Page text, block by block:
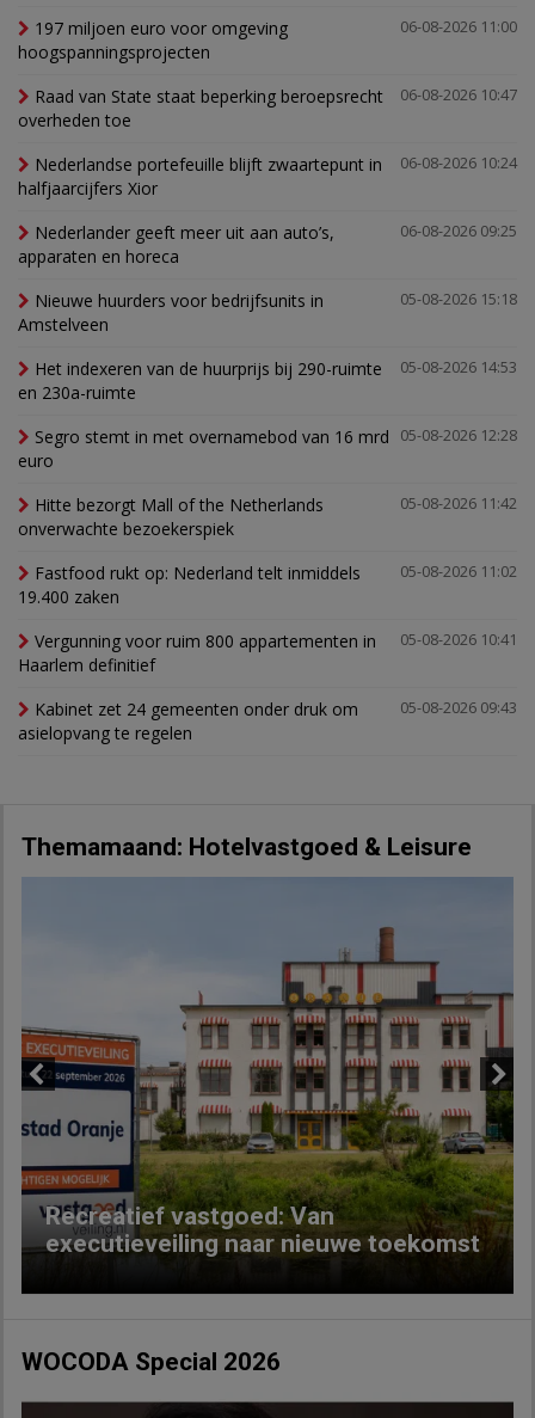
06-08-2026 11:00
197 miljoen euro voor omgeving
hoogspanningsprojecten
06-08-2026 10:47
Raad van State staat beperking beroepsrecht
overheden toe
06-08-2026 10:24
Nederlandse portefeuille blijft zwaartepunt in
halfjaarcijfers Xior
06-08-2026 09:25
Nederlander geeft meer uit aan auto’s,
apparaten en horeca
05-08-2026 15:18
Nieuwe huurders voor bedrijfsunits in
Amstelveen
05-08-2026 14:53
Het indexeren van de huurprijs bij 290-ruimte
en 230a-ruimte
05-08-2026 12:28
Segro stemt in met overnamebod van 16 mrd
euro
05-08-2026 11:42
Hitte bezorgt Mall of the Netherlands
onverwachte bezoekerspiek
05-08-2026 11:02
Fastfood rukt op: Nederland telt inmiddels
19.400 zaken
05-08-2026 10:41
Vergunning voor ruim 800 appartementen in
Haarlem definitief
05-08-2026 09:43
Kabinet zet 24 gemeenten onder druk om
asielopvang te regelen
Themamaand: Hotelvastgoed & Leisure
Recreatief vastgoed: Van
executieveiling naar nieuwe toekomst
Next
WOCODA Special 2026